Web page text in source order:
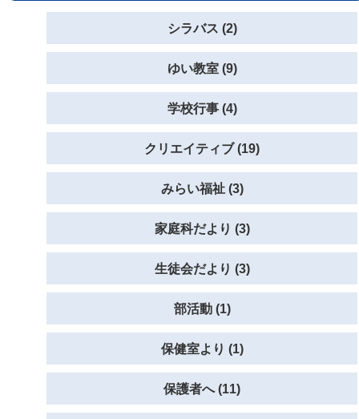
シラバス (2)
ゆい教室 (9)
学校行事 (4)
クリエイティブ (19)
みらい福祉 (3)
家庭科だより (3)
生徒会だより (3)
部活動 (1)
保健室より (1)
保護者へ (11)